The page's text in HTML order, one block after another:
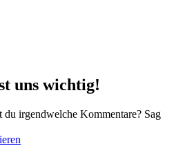
uns wichtig!
irgendwelche Kommentare? Sag